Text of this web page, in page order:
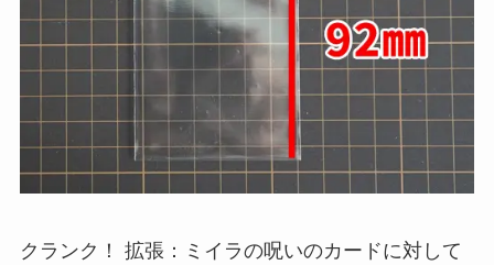
クランク！ 拡張：ミイラの呪いのカードに対して